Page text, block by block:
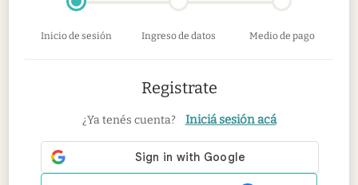
Inicio de sesión Ingreso de datos Medio de pago
Registrate
¿Ya tenés cuenta? Iniciá sesión acá